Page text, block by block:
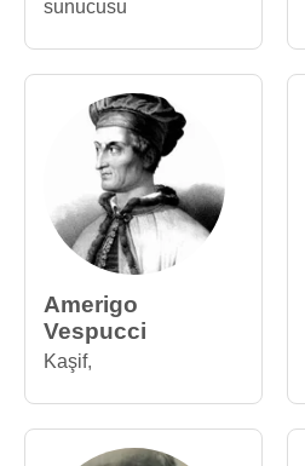
sunucusu
Amerigo
Vespucci
Kaşif,